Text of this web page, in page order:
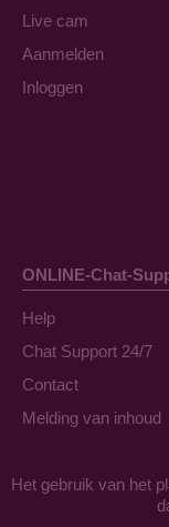
Live cam
Aanmelden
Inloggen
ONLINE-Chat-
Help
Chat Support 24/7
Contact
Melding van inhoud
Het gebruik van het